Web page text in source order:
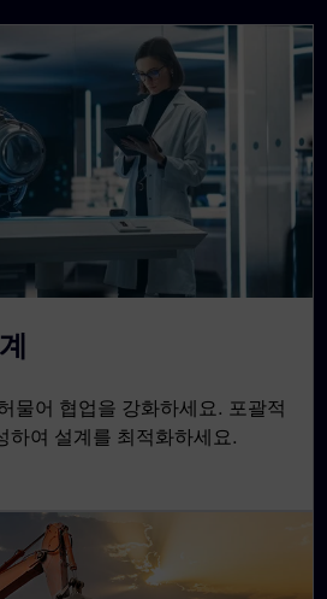
물어 협업을 강화하세요. 포괄적
하여 설계를 최적화하세요.